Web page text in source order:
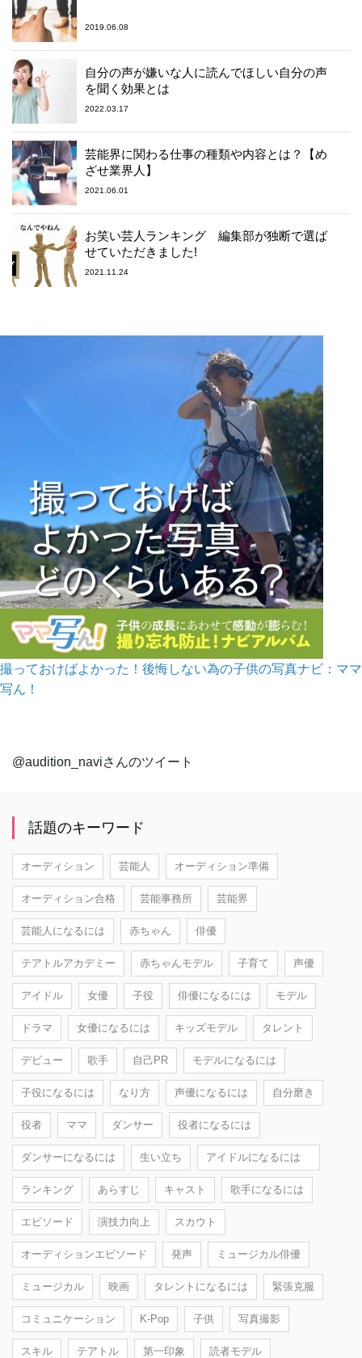
2019.06.08
自分の声が嫌いな人に読んでほしい自分の声
を聞く効果とは
2022.03.17
芸能界に関わる仕事の種類や内容とは？【め
ざせ業界人】
2021.06.01
お笑い芸人ランキング 編集部が独断で選ば
せていただきました!
2021.11.24
撮っておけばよかった！後悔しない為の子供の写真ナビ：ママ
写ん！
@audition_naviさんのツイート
話題のキーワード
オーディション 芸能人 オーディション準備
オーディション合格 芸能事務所 芸能界
芸能人になるには 赤ちゃん 俳優
テアトルアカデミー 赤ちゃんモデル 子育て 声優
アイドル 女優 子役 俳優になるには モデル
ドラマ 女優になるには キッズモデル タレント
デビュー 歌手 自己PR モデルになるには
子役になるには なり方 声優になるには 自分磨き
役者 ママ ダンサー 役者になるには
ダンサーになるには 生い立ち アイドルになるには
ランキング あらすじ キャスト 歌手になるには
エピソード 演技力向上 スカウト
オーディションエピソード 発声 ミュージカル俳優
ミュージカル 映画 タレントになるには 緊張克服
コミュニケーション K-Pop 子供 写真撮影
スキル テアトル 第一印象 読者モデル